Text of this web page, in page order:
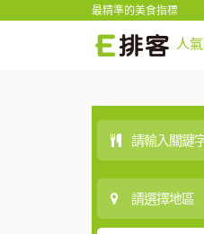
最精準的美食指標
人